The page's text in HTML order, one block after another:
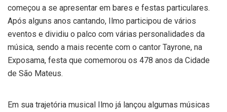
começou a se apresentar em bares e festas particulares.
Após alguns anos cantando, Ilmo participou de vários
eventos e dividiu o palco com várias personalidades da
música, sendo a mais recente com o cantor Tayrone, na
Exposama, festa que comemorou os 478 anos da Cidade
de São Mateus.
Em sua trajetória musical Ilmo já lançou algumas músicas